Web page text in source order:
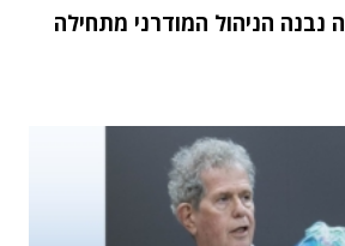
נבנה הניהול המודרני מתחילה